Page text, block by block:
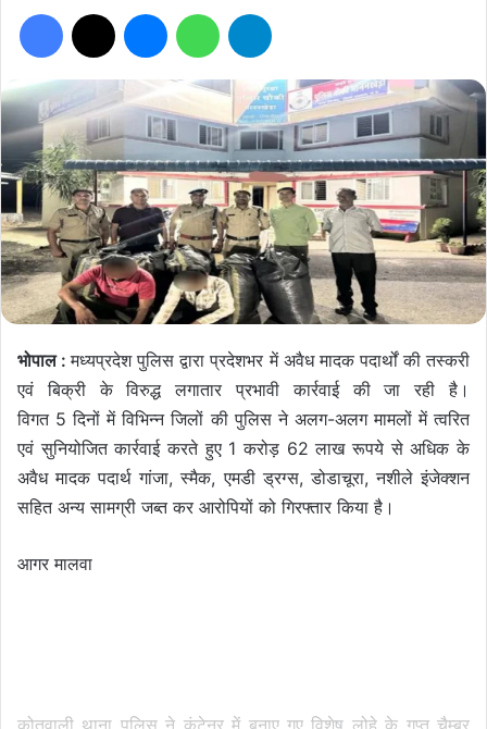
भोपाल :मध्यप्रदेश पुलिस द्वारा प्रदेशभर में अवैध मादक पदार्थों की तस्करी
एवं बिक्री के विरुद्ध लगातार प्रभावी कार्रवाई की जा रही है।
विगत 5 दिनों में विभिन्न जिलों की पुलिस ने अलग-अलग मामलों में त्वरित
एवं सुनियोजित कार्रवाई करते हुए 1 करोड़ 62 लाख रूपये से अधिक के
अवैध मादक पदार्थ गांजा, स्मैक, एमडी ड्रग्स, डोडाचूरा, नशीले इंजेक्शन
सहित अन्‍य सामग्री जब्त कर आरोपियों को गिरफ्तार किया है।
आगर मालवा
कोतवाली थाना पुलिस ने कंटेनर में बनाए गए विशेष लोहे के गुप्त चैम्बर